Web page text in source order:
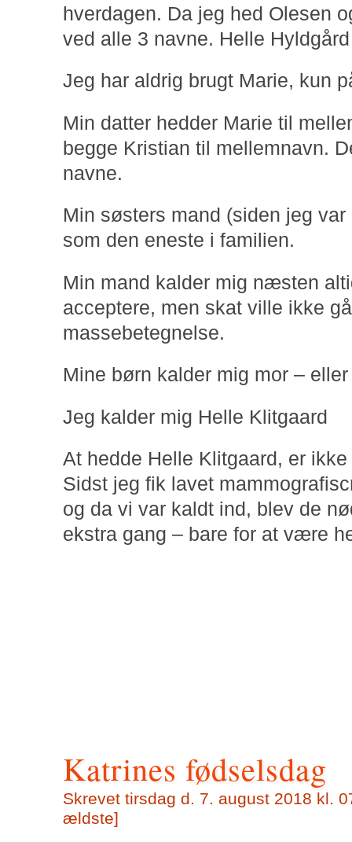
hverdagen. Da jeg hed Olesen
ved alle 3 navne. Helle
Jeg har aldrig brugt Marie, kun
Min datter hedder Marie til
begge Kristian til mellemnavn.
navne.
Min søsters mand (siden jeg
som den eneste i familien.
Min mand kalder mig næsten
acceptere, men skat ville ikke
massebetegnelse.
Mine børn kalder mig mor –
Jeg kalder mig Helle Klitgaard
At hedde Helle Klitgaard, er
Sidst jeg fik lavet
og da vi var kaldt ind, blev de
ekstra gang – bare for at være
Katrines fødselsdag
Skrevet tirsdag d. 7. august 2018 kl.
ældste]